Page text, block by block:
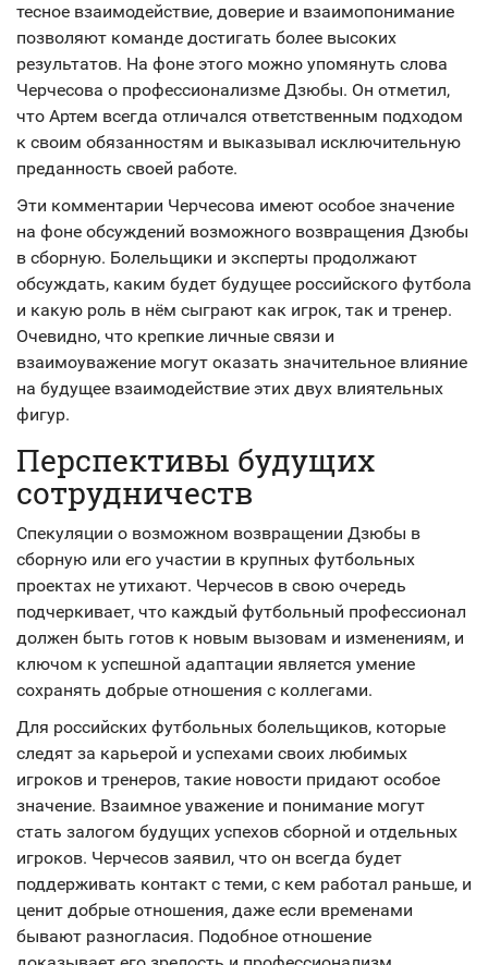
тесное взаимодействие, доверие и взаимопонимание
позволяют команде достигать более высоких
результатов. На фоне этого можно упомянуть слова
Черчесова о профессионализме Дзюбы. Он отметил,
что Артем всегда отличался ответственным подходом
к своим обязанностям и выказывал исключительную
преданность своей работе.
Эти комментарии Черчесова имеют особое значение
на фоне обсуждений возможного возвращения Дзюбы
в сборную. Болельщики и эксперты продолжают
обсуждать, каким будет будущее российского футбола
и какую роль в нём сыграют как игрок, так и тренер.
Очевидно, что крепкие личные связи и
взаимоуважение могут оказать значительное влияние
на будущее взаимодействие этих двух влиятельных
фигур.
Перспективы будущих
сотрудничеств
Спекуляции о возможном возвращении Дзюбы в
сборную или его участии в крупных футбольных
проектах не утихают. Черчесов в свою очередь
подчеркивает, что каждый футбольный профессионал
должен быть готов к новым вызовам и изменениям, и
ключом к успешной адаптации является умение
сохранять добрые отношения с коллегами.
Для российских футбольных болельщиков, которые
следят за карьерой и успехами своих любимых
игроков и тренеров, такие новости придают особое
значение. Взаимное уважение и понимание могут
стать залогом будущих успехов сборной и отдельных
игроков. Черчесов заявил, что он всегда будет
поддерживать контакт с теми, с кем работал раньше, и
ценит добрые отношения, даже если временами
бывают разногласия. Подобное отношение